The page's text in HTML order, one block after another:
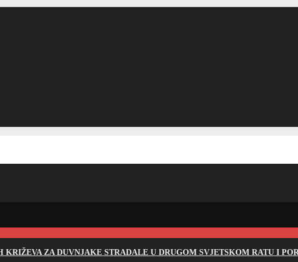
KRIŽEVA ZA DUVNJAKE STRADALE U DRUGOM SVJETSKOM RATU I